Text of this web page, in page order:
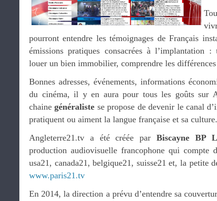
pourront entendre les témoignages de Français
émissions pratiques consacrées à l’implantation
louer un bien immobilier, comprendre les
Bonnes adresses, événements, informations
du cinéma, il y en aura pour tous les goûts sur
chainegénéraliste se propose de devenir le canal
pratiquent ou aiment la langue française et sa culture.
Angleterre21.tv a été créée par Biscayne BP
production audiovisuelle francophone qui
usa21, canada21, belgique21, suisse21 et, la petite
www.paris21.tv
En 2014, la direction a prévu d’entendre sa